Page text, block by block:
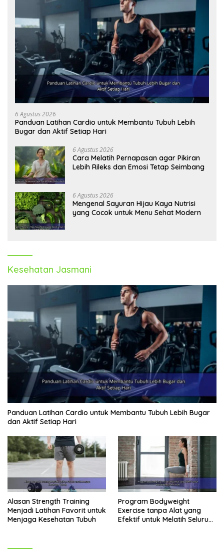
6 Agustus 2026
Panduan Latihan Cardio untuk Membantu Tubuh Lebih
Bugar dan Aktif Setiap Hari
6 Agustus 2026
Cara Melatih Pernapasan agar Pikiran
Lebih Rileks dan Emosi Tetap Seimbang
6 Agustus 2026
Mengenal Sayuran Hijau Kaya Nutrisi
yang Cocok untuk Menu Sehat Modern
Kesehatan Jasmani
Panduan Latihan Cardio untuk Membantu Tubuh Lebih Bugar
dan Aktif Setiap Hari
Alasan Strength Training
Menjadi Latihan Favorit untuk
Menjaga Kesehatan Tubuh
Program Bodyweight
Exercise tanpa Alat yang
Efektif untuk Melatih Seluruh